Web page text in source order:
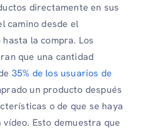
directamente en sus
camino desde el
la compra. Los
que una cantidad
35% de los usuarios de
un producto después
o de que se haya
Esto demuestra que